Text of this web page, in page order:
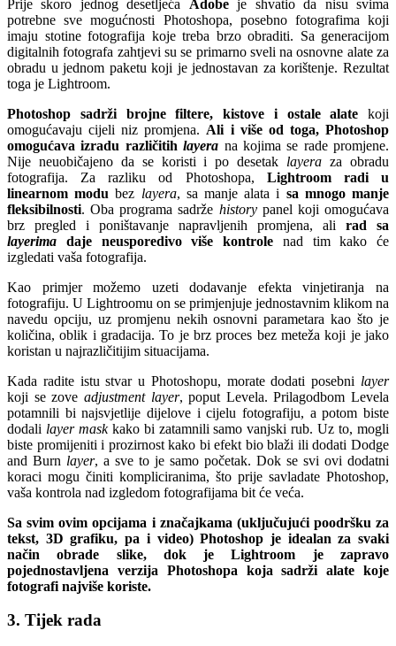
Prije skoro jednog desetljeća Adobeje shvatio da nisu svima
potrebne sve mogućnosti Photoshopa, posebno fotografima koji
imaju stotine fotografija koje treba brzo obraditi. Sa generacijom
digitalnih fotografa zahtjevi su se primarno sveli na osnovne alate za
obradu u jednom paketu koji je jednostavan za korištenje. Rezultat
toga je Lightroom.
Photoshop sadrži brojne filtere, kistove i ostale alate koji
omogućavaju cijeli niz promjena. Ali i više od toga, Photoshop
omogućava izradu različitihlayera na kojima se rade promjene.
Nije neuobičajeno da se koristi i po desetak layera za obradu
fotografija. Za razliku od Photoshopa, Lightroom radi u
linearnom modubez layera, sa manje alata i sa mnogo manje
fleksibilnosti. Oba programa sadrže historypanel koji omogućava
brz pregled i poništavanje napravljenih promjena, ali rad sa
layerima daje neusporedivo više kontrole nad tim kako će
izgledati vaša fotografija.
Kao primjer možemo uzeti dodavanje efekta vinjetiranja na
fotografiju. U Lightroomu on se primjenjuje jednostavnim klikom na
navedu opciju, uz promjenu nekih osnovni parametara kao što je
količina, oblik i gradacija. To je brz proces bez meteža koji je jako
koristan u najrazličitijim situacijama.
Kada radite istu stvar u Photoshopu, morate dodati posebni layer
koji se zove adjustment layer, poput Levela. Prilagodbom Levela
potamnili bi najsvjetlije dijelove i cijelu fotografiju, a potom biste
dodali layer maskkako bi zatamnili samo vanjski rub. Uz to, mogli
biste promijeniti i prozirnost kako bi efekt bio blaži ili dodati Dodge
and Burn layer, a sve to je samo početak. Dok se svi ovi dodatni
koraci mogu činiti kompliciranima, što prije savladate Photoshop,
vaša kontrola nad izgledom fotografijama bit će veća.
Sa svim ovim opcijama i značajkama (uključujući poodršku za
tekst, 3D grafiku, pa i video) Photoshop je idealan za svaki
način obrade slike, dok je Lightroom je zapravo
pojednostavljena verzija Photoshopa koja sadrži alate koje
fotografi najviše koriste.
3. Tijek rada